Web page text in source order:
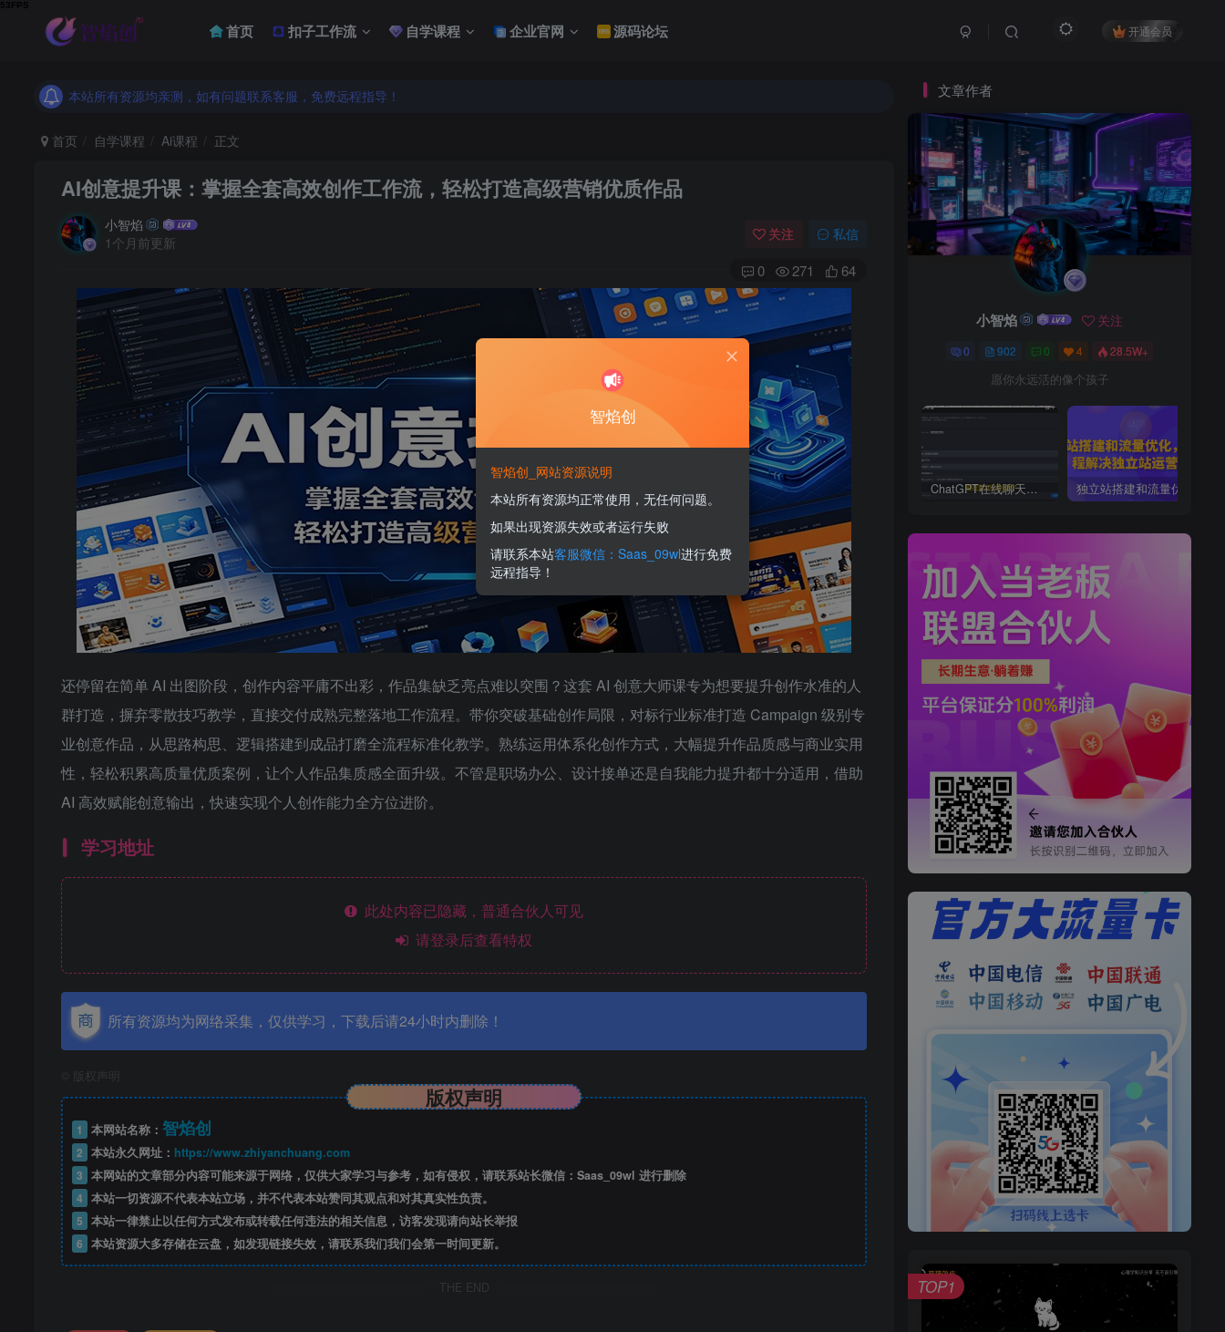
首页 扣子工作流 自学课程 企业官网 源码论坛 开通会员
本站所有资源均亲测，如有问题联系客服，免费远程指导！
首页 自学课程 Ai课程 正文
AI创意提升课：掌握全套高效创作工作流，轻松打造高级营销优质作品
小智焰
1个月前更新
关注 私信
0 271 64
还停留在简单 AI 出图阶段，创作内容平庸不出彩，作品集缺乏亮点难以突围？这套 AI 创意大师课专为想要提升创作水准的人
群打造，摒弃零散技巧教学，直接交付成熟完整落地工作流程。带你突破基础创作局限，对标行业标准打造 Campaign 级别专
业创意作品，从思路构思、逻辑搭建到成品打磨全流程标准化教学。熟练运用体系化创作方式，大幅提升作品质感与商业实用
性，轻松积累高质量优质案例，让个人作品集质感全面升级。不管是职场办公、设计接单还是自我能力提升都十分适用，借助
AI 高效赋能创意输出，快速实现个人创作能力全方位进阶。
学习地址
此处内容已隐藏，普通合伙人可见
请登录后查看特权
所有资源均为网络采集，仅供学习，下载后请24小时内删除！
版权声明
版权声明
1 本网站名称： 智焰创
2 本站永久网址： https://www.zhiyanchuang.com
3 本网站的文章部分内容可能来源于网络，仅供大家学习与参考，如有侵权，请联系站长微信：Saas_09wl 进行删除
4 本站一切资源不代表本站立场，并不代表本站赞同其观点和对其真实性负责。
5 本站一律禁止以任何方式发布或转载任何违法的相关信息，访客发现请向站长举报
6 本站资源大多存储在云盘，如发现链接失效，请联系我们我们会第一时间更新。
THE END
文章作者
小智焰 关注
0 902 0 4 28.5W+
愿你永远活的像个孩子
ChatGPT在线聊天网页源码-PHP源码版-支持图片功能，支持连续对话等【源码+视频教程】
TOP1
智焰创
智焰创_网站资源说明
本站所有资源均正常使用，无任何问题。
如果出现资源失效或者运行失败
请联系本站客服微信：Saas_09wl进行免费
远程指导！